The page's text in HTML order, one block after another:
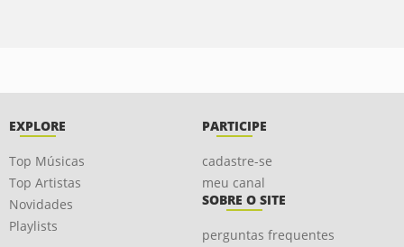
EXPLORE
Top Músicas
Top Artistas
Novidades
Playlists
PARTICIPE
cadastre-se
meu canal
SOBRE O SITE
perguntas frequentes